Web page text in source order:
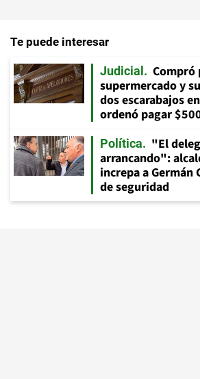
Te puede interesar
Judicial
Compró
supermercado y
dos escarabajos
ordenó pagar
Política
"El
arrancando":
increpa a Germán
de seguridad